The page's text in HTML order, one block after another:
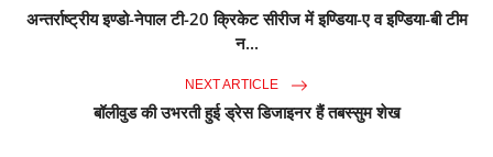
अन्तर्राष्ट्रीय इण्डो-नेपाल टी-20 क्रिकेट सीरीज में इण्डिया-ए व इण्डिया-बी टीम
न...
NEXT ARTICLE
बॉलीवुड की उभरती हुई ड्रेस डिजाइनर हैं तबस्सुम शेख